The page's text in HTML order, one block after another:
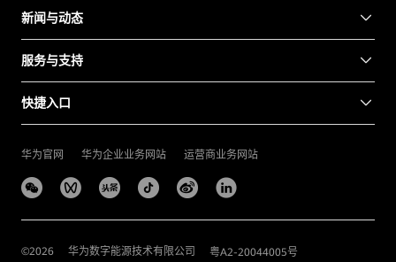
新闻与动态
服务与支持
快捷入口
华为官网 华为企业业务网站 运营商业务网站
©2026 华为数字能源技术有限公司 粤A2-20044005号